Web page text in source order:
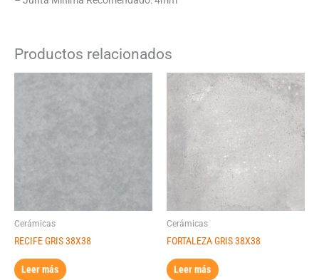
Productos relacionados
Cerámicas
RECIFE GRIS 38X38
Leer más
Cerámicas
FORTALEZA GRIS 38X38
Leer más